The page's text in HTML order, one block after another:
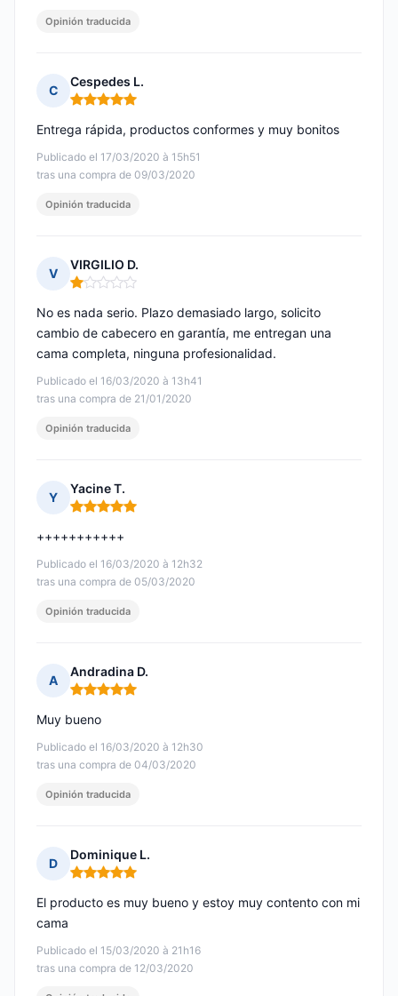
Opinión traducida
C
Cespedes L.
Nota: 5 de 5
Publicado el 17/03/2020 à 15h51
tras una compra de 09/03/2020
Entrega rápida, productos conformes y muy bonitos
Opinión traducida
V
VIRGILIO D.
Nota: 1 de 5
Publicado el 16/03/2020 à 13h41
tras una compra de 21/01/2020
No es nada serio. Plazo demasiado largo, solicito
cambio de cabecero en garantía, me entregan una
cama completa, ninguna profesionalidad.
Opinión traducida
Y
Yacine T.
Nota: 5 de 5
Publicado el 16/03/2020 à 12h32
tras una compra de 05/03/2020
+++++++++++
Opinión traducida
A
Andradina D.
Nota: 5 de 5
Publicado el 16/03/2020 à 12h30
tras una compra de 04/03/2020
Muy bueno
Opinión traducida
D
Dominique L.
Nota: 5 de 5
Publicado el 15/03/2020 à 21h16
tras una compra de 12/03/2020
El producto es muy bueno y estoy muy contento con mi
cama